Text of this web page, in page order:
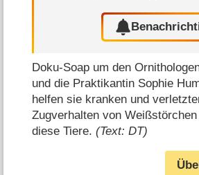
Doku-Soap um den
und die Praktikantin Sophie
helfen sie kranken und
Zugverhalten von
diese Tiere.(Text: DT)